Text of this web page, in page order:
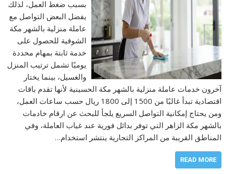
بسبب ضغط العمل، لذلك
يفضل البعض التواصل مع
عاملة منزلية بالشهر مكة
الشوقية للحصول على
خدمة ثابتة بمهام محددة
يوميًا تشمل ترتيب المنزل
والغسيل، بينما يختار
آخرون خدمات عاملة منزلية بالشهر مكة الحسينية لأنها تقدم باقات
اقتصادية تبدأ غالبًا من 1500 إلى 1800 ريال حسب ساعات العمل،
ومن يحتاج إمكانية التواصل السريع يلجأ للبحث عن ارقام خادمات
بالشهر مكة الزاهر التي توفر بدائل فورية عند غياب العاملة، وفي
المناطق القريبة من المراكز التجارية ينتشر استخدام…
READ MORE